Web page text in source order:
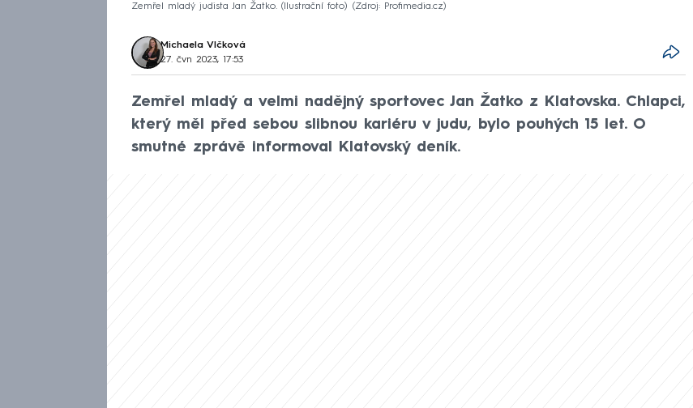
Zemřel mladý judista Jan Žatko. (Ilustrační foto) Zdroj: Profimedia.cz
Michaela Vlčková
27. čvn 2023, 17:53
Zemřel mladý a velmi nadějný sportovec Jan Žatko z Klatovska. Chlapci,
který měl před sebou slibnou kariéru v judu, bylo pouhých 15 let. O
smutné zprávě informoval Klatovský deník.